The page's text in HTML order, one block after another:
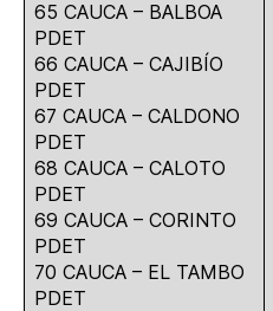
65 CAUCA – BALBOA
PDET
66 CAUCA – CAJIBÍO
PDET
67 CAUCA – CALDONO
PDET
68 CAUCA – CALOTO
PDET
69 CAUCA – CORINTO
PDET
70 CAUCA – EL TAMBO
PDET